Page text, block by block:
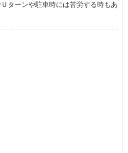
ターンや駐車時には苦労する時もあ